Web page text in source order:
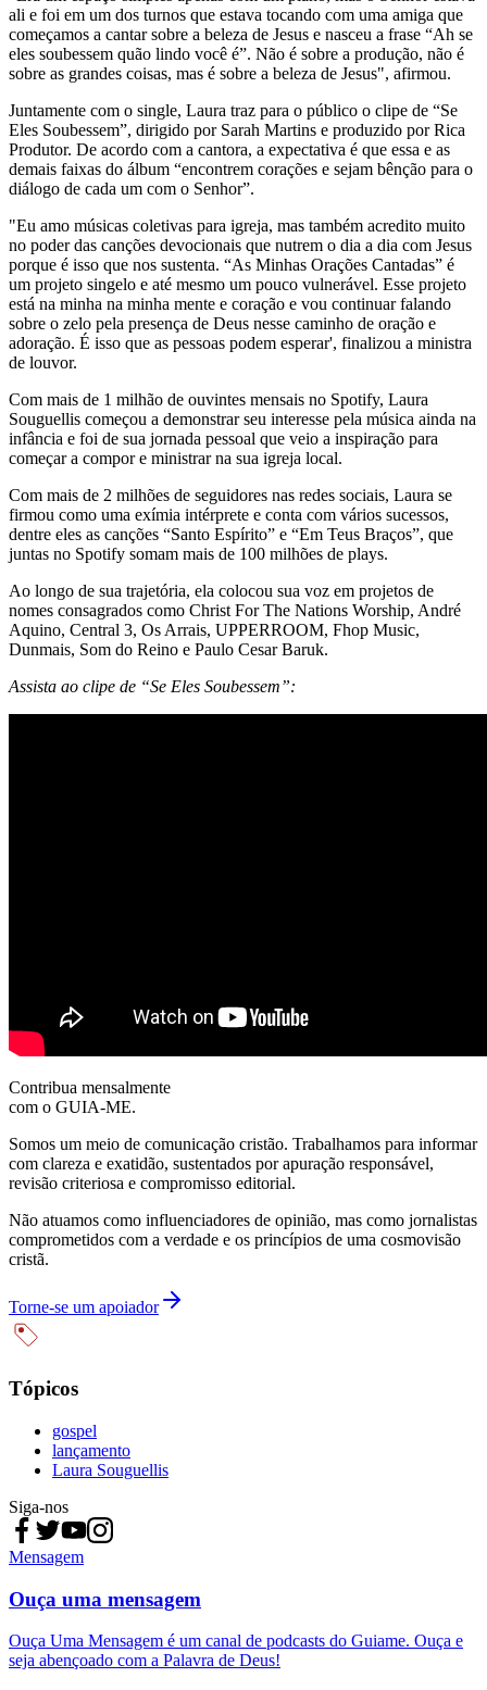
ali e foi em um dos turnos que estava tocando com uma amiga que
começamos a cantar sobre a beleza de Jesus e nasceu a frase “Ah se
eles soubessem quão lindo você é”. Não é sobre a produção, não é
sobre as grandes coisas, mas é sobre a beleza de Jesus", afirmou.
Juntamente com o single, Laura traz para o público o clipe de “Se
Eles Soubessem”, dirigido por Sarah Martins e produzido por Rica
Produtor. De acordo com a cantora, a expectativa é que essa e as
demais faixas do álbum “encontrem corações e sejam bênção para o
diálogo de cada um com o Senhor”.
"Eu amo músicas coletivas para igreja, mas também acredito muito
no poder das canções devocionais que nutrem o dia a dia com Jesus
porque é isso que nos sustenta. “As Minhas Orações Cantadas” é
um projeto singelo e até mesmo um pouco vulnerável. Esse projeto
está na minha na minha mente e coração e vou continuar falando
sobre o zelo pela presença de Deus nesse caminho de oração e
adoração. É isso que as pessoas podem esperar', finalizou a ministra
de louvor.
Com mais de 1 milhão de ouvintes mensais no Spotify, Laura
Souguellis começou a demonstrar seu interesse pela música ainda na
infância e foi de sua jornada pessoal que veio a inspiração para
começar a compor e ministrar na sua igreja local.
Com mais de 2 milhões de seguidores nas redes sociais, Laura se
firmou como uma exímia intérprete e conta com vários sucessos,
dentre eles as canções “Santo Espírito” e “Em Teus Braços”, que
juntas no Spotify somam mais de 100 milhões de plays.
Ao longo de sua trajetória, ela colocou sua voz em projetos de
nomes consagrados como Christ For The Nations Worship, André
Aquino, Central 3, Os Arrais, UPPERROOM, Fhop Music,
Dunmais, Som do Reino e Paulo Cesar Baruk.
Assista ao clipe de “Se Eles Soubessem”:
Contribua mensalmente
com o GUIA-ME.
Somos um meio de comunicação cristão. Trabalhamos para informar
com clareza e exatidão, sustentados por apuração responsável,
revisão criteriosa e compromisso editorial.
Não atuamos como influenciadores de opinião, mas como jornalistas
comprometidos com a verdade e os princípios de uma cosmovisão
cristã.
Torne-se um apoiador
Tópicos
gospel
lançamento
Laura Souguellis
Siga-nos
Mensagem
Ouça uma mensagem
Ouça Uma Mensagem é um canal de podcasts do Guiame. Ouça e
seja abençoado com a Palavra de Deus!